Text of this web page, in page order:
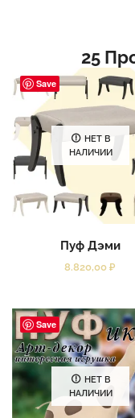
25
Save
НЕТ В
НАЛИЧИИ
Пуф Дэми
8.820,00 ₽
Save
НЕТ В
НАЛИЧИИ